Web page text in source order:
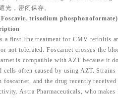
光，密闭保存。
trisodium phosphonoformate)
a first line treatment for CMV retinitis
not tolerated. Foscarnet crosses the
is compatible with AZT because it
cells often caused by using AZT.
foscarnet, and the drug recently
Astra Pharmaceuticals, who makes